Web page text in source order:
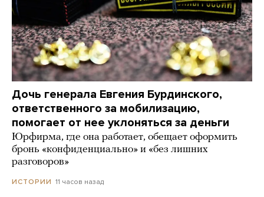
Дочь генерала Евгения Бурдинского,
ответственного за мобилизацию,
помогает от нее уклоняться за деньги
Юрфирма, где она работает, обещает оформить
бронь «конфиденциально» и «без лишних
разговоров»
ИСТОРИИ 11 часов назад